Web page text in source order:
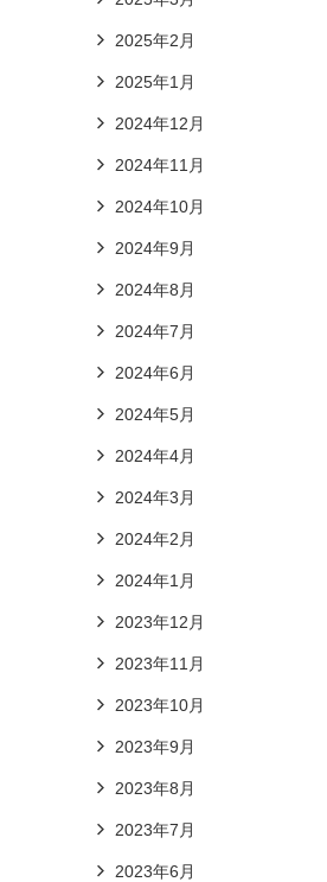
2025年2月
2025年1月
2024年12月
2024年11月
2024年10月
2024年9月
2024年8月
2024年7月
2024年6月
2024年5月
2024年4月
2024年3月
2024年2月
2024年1月
2023年12月
2023年11月
2023年10月
2023年9月
2023年8月
2023年7月
2023年6月